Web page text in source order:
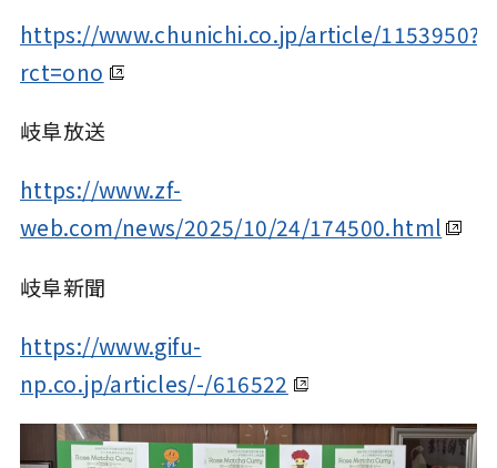
https://www.chunichi.co.jp/article/1153950?
rct=ono
岐阜放送
https://www.zf-
web.com/news/2025/10/24/174500.html
岐阜新聞
https://www.gifu-
np.co.jp/articles/-/616522